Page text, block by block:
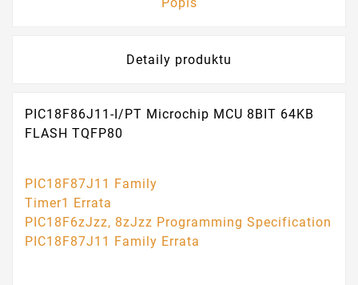
Detaily produktu
PIC18F86J11-I/PT Microchip MCU 8BIT 64KB
FLASH TQFP80
PIC18F87J11 Family
Timer1 Errata
PIC18F6zJzz, 8zJzz Programming Specification
PIC18F87J11 Family Errata